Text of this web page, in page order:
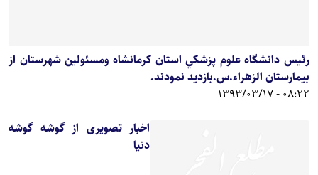
رئيس دانشگاه علوم پزشکي استان کرمانشاه ومسئولين شهرستان از
بيمارستان الزهراء.س.بازديد نمودند.
08:22 - 1393/03/17
اخبار تصویری از گوشه گوشه
دنیا